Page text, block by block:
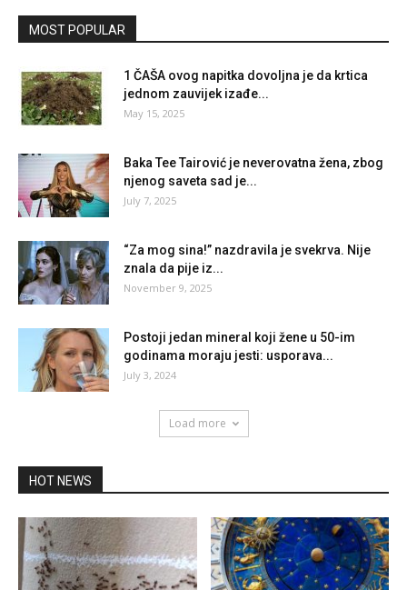
MOST POPULAR
1 ČAŠA ovog napitka dovoljna je da krtica
jednom zauvijek izađe...
May 15, 2025
Baka Tee Tairović je neverovatna žena, zbog
njenog saveta sad je...
July 7, 2025
“Za mog sina!” nazdravila je svekrva. Nije
znala da pije iz...
November 9, 2025
Postoji jedan mineral koji žene u 50-im
godinama moraju jesti: usporava...
July 3, 2024
Load more
HOT NEWS